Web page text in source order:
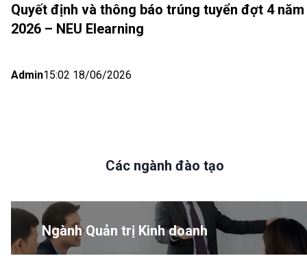
Quyết định và thông báo trúng tuyển đợt 4 năm
2026 – NEU Elearning
Admin15:02 18/06/2026
Các ngành đào tạo
Ngành Quản trị Kinh doanh